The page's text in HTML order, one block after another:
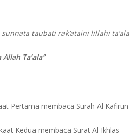
sunnata taubati rak’ataini lillahi ta’ala
Ta’ala”
Pertama membaca Surah Al Kafirun
Kedua membaca Surat Al Ikhlas